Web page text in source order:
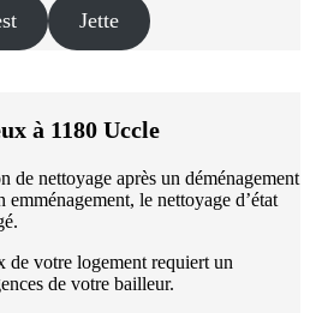
Jette
à 1180 Uccle
de nettoyage après un déménagement
emménagement, le nettoyage d’état
de votre logement requiert un
de votre bailleur.